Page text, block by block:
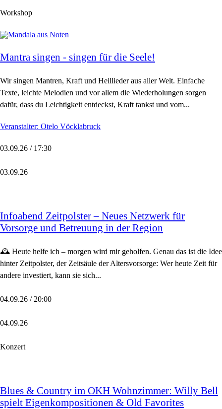
Workshop
Mantra singen - singen für die Seele!
Wir singen Mantren, Kraft und Heillieder aus aller Welt. Einfache
Texte, leichte Melodien und vor allem die Wiederholungen sorgen
dafür, dass du Leichtigkeit entdeckst, Kraft tankst und vom...
Veranstalter: Otelo Vöcklabruck
03.09.26 / 17:30
03.09.26
Infoabend Zeitpolster – Neues Netzwerk für
Vorsorge und Betreuung in der Region
🕰️ Heute helfe ich – morgen wird mir geholfen. Genau das ist die Idee
hinter Zeitpolster, der Zeitsäule der Altersvorsorge: Wer heute Zeit für
andere investiert, kann sie sich...
04.09.26 / 20:00
04.09.26
Konzert
Blues & Country im OKH Wohnzimmer: Willy Bell
spielt Eigenkompositionen & Old Favorites